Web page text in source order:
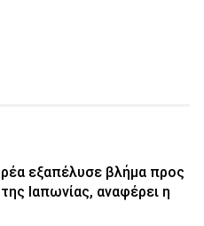
εξαπέλυσε βλήμα προς
Ιαπωνίας, αναφέρει η